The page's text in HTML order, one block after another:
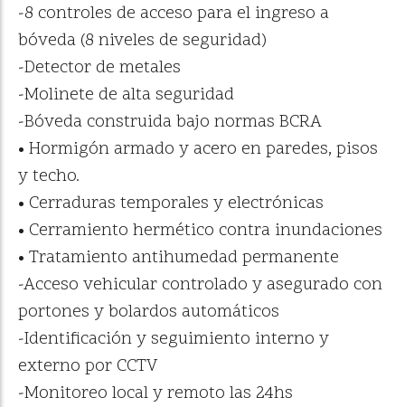
-8 controles de acceso para el ingreso a
bóveda (8 niveles de seguridad)
-Detector de metales
-Molinete de alta seguridad
-Bóveda construida bajo normas BCRA
• Hormigón armado y acero en paredes, pisos
y techo.
• Cerraduras temporales y electrónicas
• Cerramiento hermético contra inundaciones
• Tratamiento antihumedad permanente
-Acceso vehicular controlado y asegurado con
portones y bolardos automáticos
-Identificación y seguimiento interno y
externo por CCTV
-Monitoreo local y remoto las 24hs